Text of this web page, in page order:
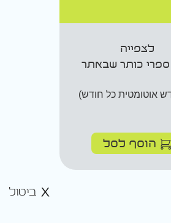
לצפייה
כותר שבאתר
אוטומטית כל חודש)
הוסף לסל
ביטול